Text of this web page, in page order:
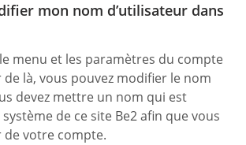
mon nom d’utilisateur dans
menu et les paramètres du compte
là, vous pouvez modifier le nom
devez mettre un nom qui est
de ce site Be2 afin que vous
votre compte.